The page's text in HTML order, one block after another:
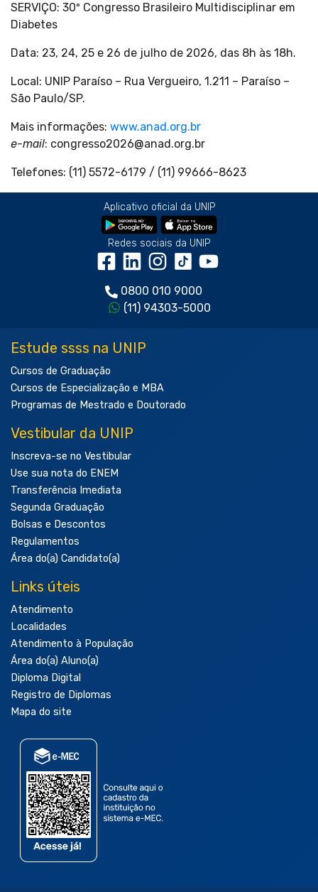
SERVIÇO: 30º Congresso Brasileiro Multidisciplinar em
Diabetes
Data: 23, 24, 25 e 26 de julho de 2026, das 8h às 18h.
Local: UNIP Paraíso – Rua Vergueiro, 1.211 – Paraíso –
São Paulo/SP.
Mais informações: www.anad.org.br
e-mail: congresso2026@anad.org.br
Telefones: (11) 5572-6179 / (11) 99666-8623
Aplicativo oficial da UNIP
Redes sociais da UNIP
0800 010 9000
(11) 94303-5000
Estude ssss na UNIP
Cursos de Graduação
Cursos de Especialização e MBA
Programas de Mestrado e Doutorado
Vestibular da UNIP
Inscreva-se no Vestibular
Use sua nota do ENEM
Transferência Imediata
Segunda Graduação
Bolsas e Descontos
Regulamentos
Área do(a) Candidato(a)
Links úteis
Atendimento
Localidades
Atendimento à População
Área do(a) Aluno(a)
Diploma Digital
Registro de Diplomas
Mapa do site